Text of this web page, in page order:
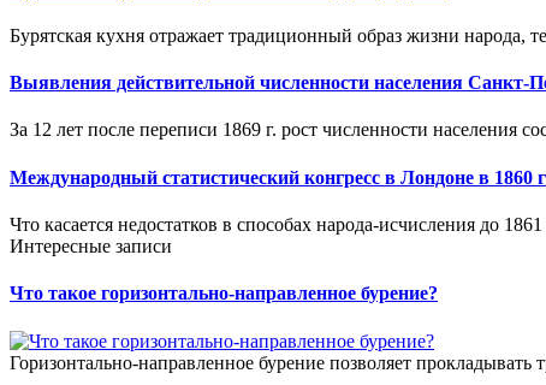
Бурятская кухня отражает традиционный образ жизни народа,
Выявления действительной численности населения Санкт-
За 12 лет после переписи 1869 г. рост численности населения
Международный статистический конгресс в Лондоне в 1860 г
Что касается недостатков в способах народа-исчисления до
Интересные записи
Что такое горизонтально-направленное бурение?
Горизонтально-направленное бурение позволяет прокладывать